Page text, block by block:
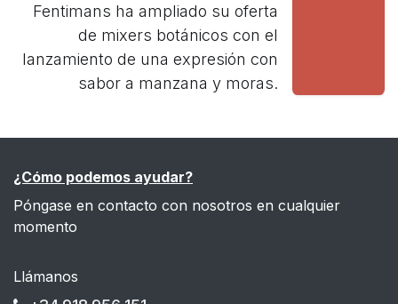
Fentimans ha ampliado su oferta
de mixers botánicos con el
lanzamiento de una expresión con
sabor a manzana y moras.
¿Cómo podemos ayudar?
Póngase en contacto con nosotros en cualquier
momento
Llámanos